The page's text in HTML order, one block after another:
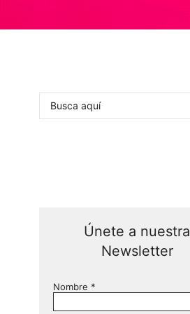
Únete a nuestra
Newsletter
Nombre *